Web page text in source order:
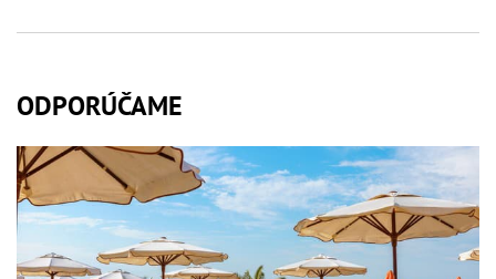
ODPORÚČAME